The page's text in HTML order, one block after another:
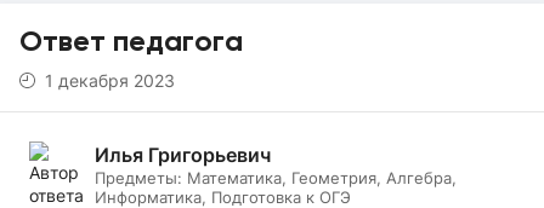
Ответ педагога
1 декабря 2023
Илья Григорьевич
Предметы: Математика, Геометрия, Алгебра,
Информатика, Подготовка к ОГЭ